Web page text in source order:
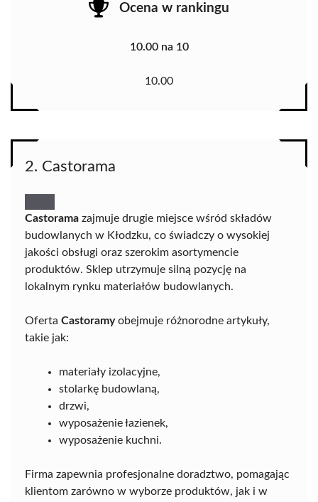
Ocena w rankingu
10.00 na 10
10.00
2. Castorama
Castorama zajmuje drugie miejsce wśród składów
budowlanych w Kłodzku, co świadczy o wysokiej
jakości obsługi oraz szerokim asortymencie
produktów. Sklep utrzymuje silną pozycję na
lokalnym rynku materiałów budowlanych.
Oferta Castoramyobejmuje różnorodne artykuły,
takie jak:
materiały izolacyjne,
stolarkę budowlaną,
drzwi,
wyposażenie łazienek,
wyposażenie kuchni.
Firma zapewnia profesjonalne doradztwo, pomagając
klientom zarówno w wyborze produktów, jak i w